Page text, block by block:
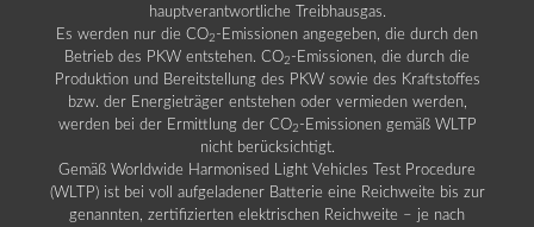
hauptverantwortliche Treibhausgas.
Es werden nur die CO2 -Emissionen angegeben, die durch den
Betrieb des PKW entstehen. CO2 -Emissionen, die durch die
Produktion und Bereitstellung des PKW sowie des Kraftstoffes
bzw. der Energieträger entstehen oder vermieden werden,
werden bei der Ermittlung der CO2 -Emissionen gemäß WLTP
nicht berücksichtigt.
Gemäß Worldwide Harmonised Light Vehicles Test Procedure
(WLTP) ist bei voll aufgeladener Batterie eine Reichweite bis zur
genannten, zertifizierten elektrischen Reichweite – je nach